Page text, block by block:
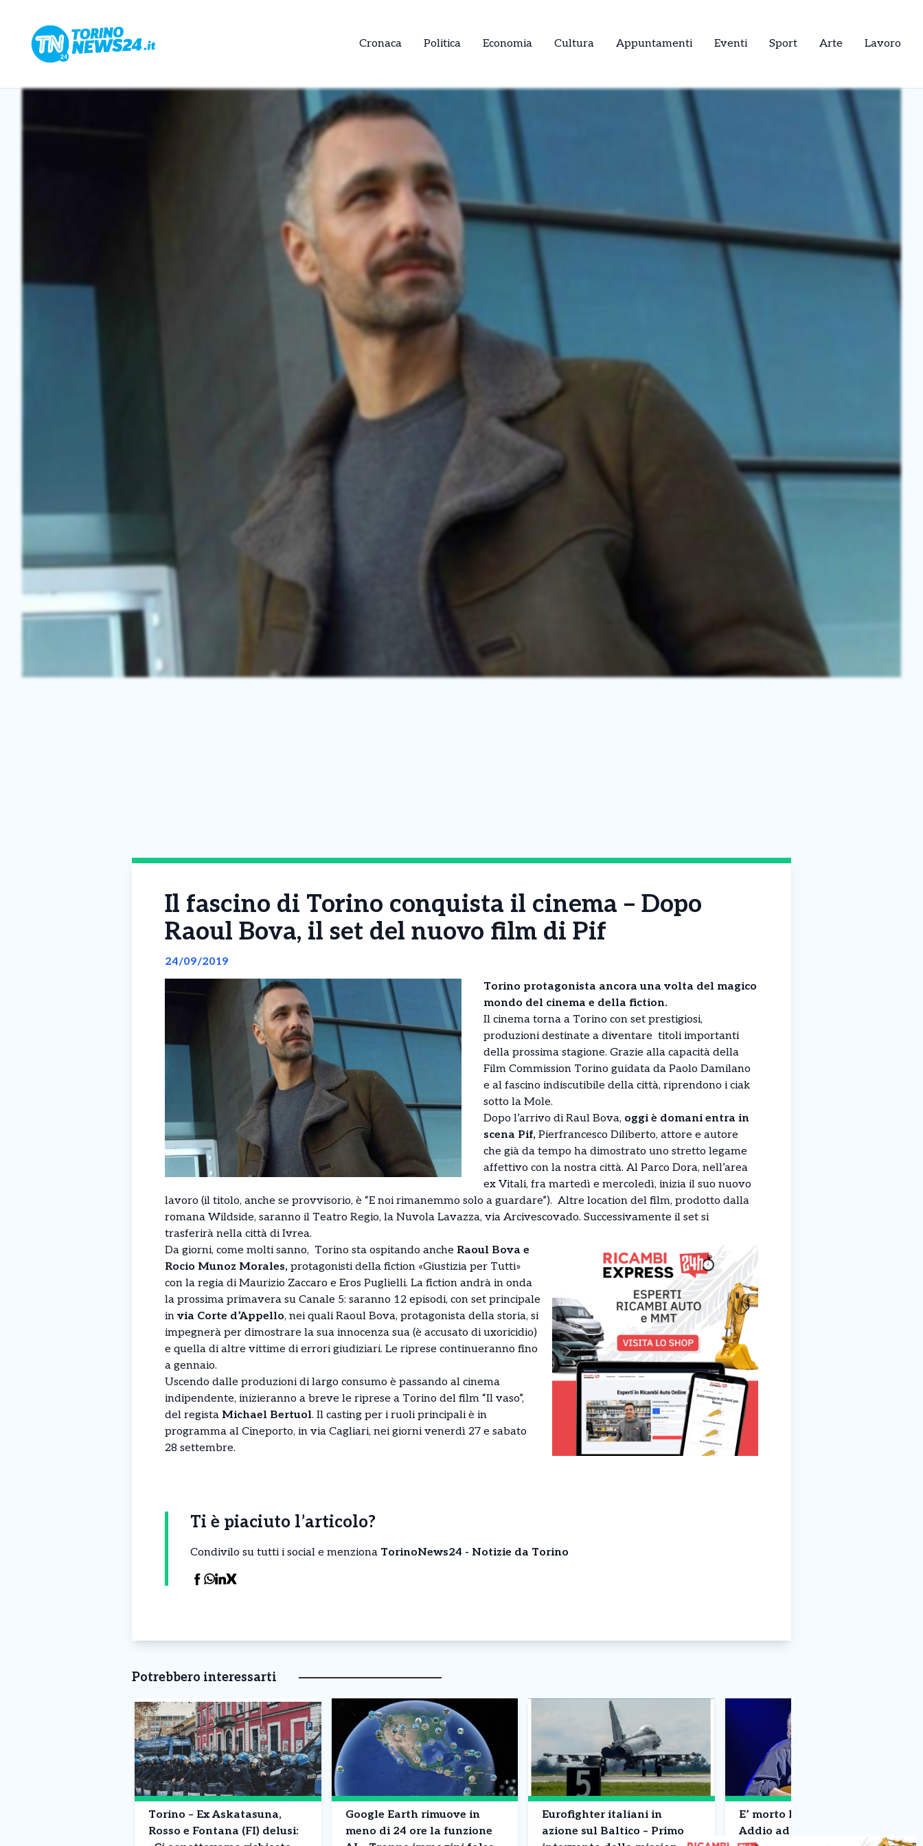
Cronaca Politica Economia Cultura Appuntamenti Eventi Sport Arte Lavoro
Il fascino di Torino conquista il cinema – Dopo
Raoul Bova, il set del nuovo film di Pif
24/09/2019
Torino protagonista ancora una volta del magico
mondo del cinema e della fiction.
Il cinema torna a Torino con set prestigiosi,
produzioni destinate a diventare titoli importanti
della prossima stagione. Grazie alla capacità della
Film Commission Torino guidata da Paolo Damilano
e al fascino indiscutibile della città, riprendono i ciak
sotto la Mole.
Dopo l’arrivo di Raul Bova, oggi è domani entra in
scena Pif, Pierfrancesco Diliberto, attore e autore
che già da tempo ha dimostrato uno stretto legame
affettivo con la nostra città. Al Parco Dora, nell’area
ex Vitali, fra martedì e mercoledì, inizia il suo nuovo
lavoro (il titolo, anche se provvisorio, è “E noi rimanemmo solo a guardare”). Altre location del film, prodotto dalla
romana Wildside, saranno il Teatro Regio, la Nuvola Lavazza, via Arcivescovado. Successivamente il set si
trasferirà nella città di Ivrea.
Da giorni, come molti sanno, Torino sta ospitando anche Raoul Bova e
Rocio Munoz Morales, protagonisti della fiction «Giustizia per Tutti»
con la regia di Maurizio Zaccaro e Eros Puglielli. La fiction andrà in onda
la prossima primavera su Canale 5: saranno 12 episodi, con set principale
in via Corte d’Appello, nei quali Raoul Bova, protagonista della storia, si
impegnerà per dimostrare la sua innocenza sua (è accusato di uxoricidio)
e quella di altre vittime di errori giudiziari. Le riprese continueranno fino
a gennaio.
Uscendo dalle produzioni di largo consumo è passando al cinema
indipendente, inizieranno a breve le riprese a Torino del film “Il vaso”,
del regista Michael Bertuol. Il casting per i ruoli principali è in
programma al Cineporto, in via Cagliari, nei giorni venerdì 27 e sabato
28 settembre.
Ti è piaciuto l’articolo?
Condivilo su tutti i social e menziona TorinoNews24 - Notizie da Torino
Potrebbero interessarti
Torino – Ex Askatasuna,
Rosso e Fontana (FI) delusi:
Google Earth rimuove in
meno di 24 ore la funzione
Eurofighter italiani in
azione sul Baltico – Primo
E’ morto Francesco Guccini –
Addio ad un pezzo di storia